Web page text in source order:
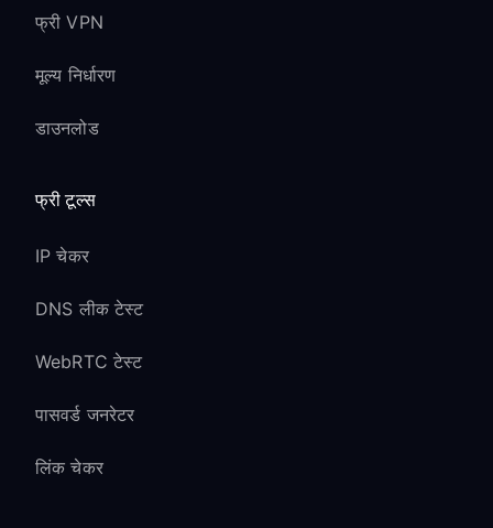
फ्री VPN
मूल्य निर्धारण
डाउनलोड
फ्री टूल्स
IP चेकर
DNS लीक टेस्ट
WebRTC टेस्ट
पासवर्ड जनरेटर
लिंक चेकर